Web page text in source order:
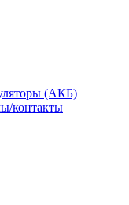
(АКБ)
контакты